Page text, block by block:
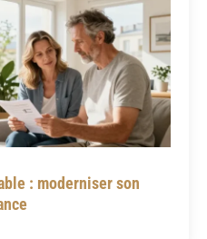
: moderniser son